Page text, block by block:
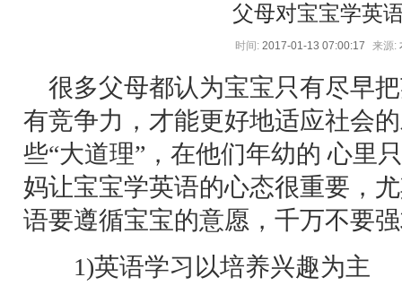
父母对宝宝学英
时间: 2017-01-13 07:00:17 来源:
很多父母都认为宝宝只有尽早
有竞争力，才能更好地适应社会
些“大道理”，在他们年幼的 心里
妈让宝宝学英语的心态很重要，
语要遵循宝宝的意愿，千万不要
1)英语学习以培养兴趣为主